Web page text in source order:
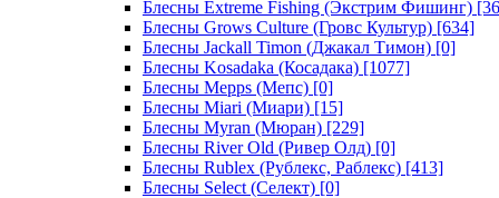
Блесны Extreme Fishing (Экстрим Фишинг)
Блесны Grows Culture (Гровс Культур) [634]
Блесны Jackall Timon (Джакал Тимон) [0]
Блесны Kosadaka (Косадака) [1077]
Блесны Mepps (Мепс) [0]
Блесны Miari (Миари) [15]
Блесны Myran (Мюран) [229]
Блесны River Old (Ривер Олд) [0]
Блесны Rublex (Рублекс, Раблекс) [413]
Блесны Select (Селект) [0]